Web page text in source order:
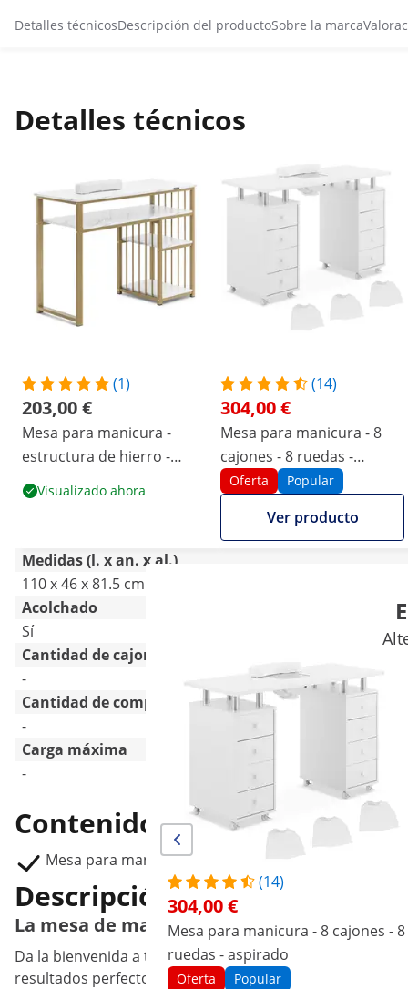
Detalles técnicosDescripción del productoSobre la marca
Detalles técnicos
(1)
203,00 €
Mesa para manicura -
estructura de hierro -
jaspeada/dorada - 3
estantes - reposamanos
Visualizado ahora
(14)
304,00 €
Mesa para manicura - 8
cajones - 8 ruedas -
aspirado
Oferta Popular
Ver producto
Medidas (l. x an. x al.)
110 x 46 x 81.5 cm
Acolchado
Sí
Cantidad de cajones
-
Cantidad de compartimentos
-
Carga máxima
-
50 kg
Contenido del envío
Mesa para manicura PHY_MC11
(14)
304,00 €
Mesa para manicura - 8 cajones - 8
ruedas - aspirado
Oferta Popular
Descripción del producto
La mesa de manicura perfecta con una
Da la bienvenida a tus clientes en tu salón de manicura,
resultados perfectos en la superficie de trabajo